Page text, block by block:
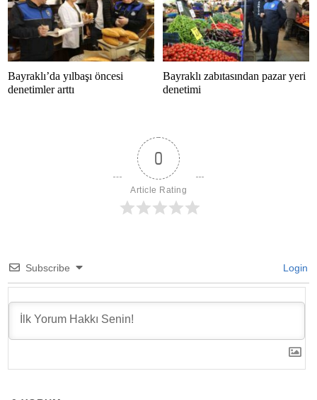
Bayraklı’da yılbaşı öncesi
denetimler arttı
Bayraklı zabıtasından pazar yeri
denetimi
0
Article Rating
Subscribe Login